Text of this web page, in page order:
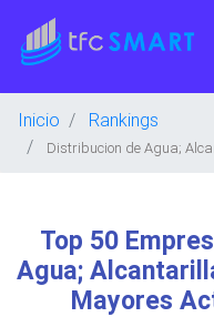
Inicio Rankings
Distribucion de Agua;
Top 50
Agua;
Mayores